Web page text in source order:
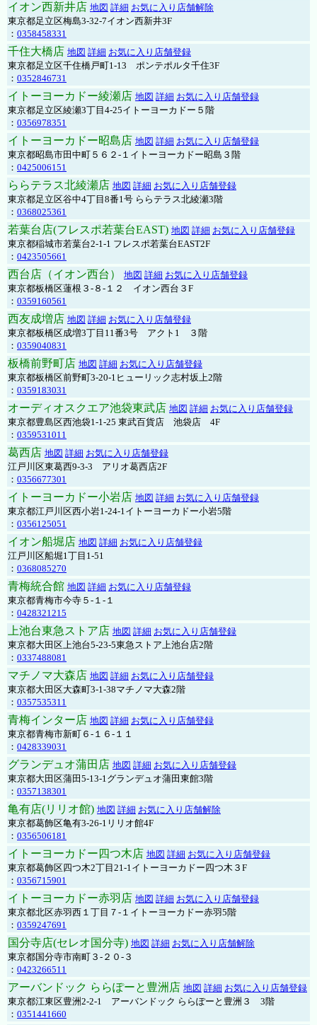
イオン西新井店 地図 詳細 お気に入り店舗解除
東京都足立区梅島3-32-7イオン西新井3F
： 0358458331
千住大橋店 地図 詳細 お気に入り店舗登録
東京都足立区千住橋戸町1-13 ポンテポルタ千住3F
： 0352846731
イトーヨーカドー綾瀬店 地図 詳細 お気に入り店舗登録
東京都足立区綾瀬3丁目4-25イトーヨーカドー５階
： 0356978351
イトーヨーカドー昭島店 地図 詳細 お気に入り店舗登録
東京都昭島市田中町５６２-１イトーヨーカドー昭島３階
： 0425006151
ららテラス北綾瀬店 地図 詳細 お気に入り店舗登録
東京都足立区谷中4丁目8番1号 ららテラス北綾瀬3階
： 0368025361
若葉台店(フレスポ若葉台EAST) 地図 詳細 お気に入り店舗登録
東京都稲城市若葉台2-1-1 フレスポ若葉台EAST2F
： 0423505661
西台店（イオン西台） 地図 詳細 お気に入り店舗登録
東京都板橋区蓮根３-８-１２ イオン西台３F
： 0359160561
西友成増店 地図 詳細 お気に入り店舗登録
東京都板橋区成増3丁目11番3号 アクト1 ３階
： 0359040831
板橋前野町店 地図 詳細 お気に入り店舗登録
東京都板橋区前野町3-20-1ヒューリック志村坂上2階
： 0359183031
オーディオスクエア池袋東武店 地図 詳細 お気に入り店舗登録
東京都豊島区西池袋1-1-25 東武百貨店 池袋店 4F
： 0359531011
葛西店 地図 詳細 お気に入り店舗登録
江戸川区東葛西9-3-3 アリオ葛西店2F
： 0356677301
イトーヨーカドー小岩店 地図 詳細 お気に入り店舗登録
東京都江戸川区西小岩1-24-1イトーヨーカドー小岩5階
： 0356125051
イオン船堀店 地図 詳細 お気に入り店舗登録
江戸川区船堀1丁目1-51
： 0368085270
青梅統合館 地図 詳細 お気に入り店舗登録
東京都青梅市今寺５-１-１
： 0428321215
上池台東急ストア店 地図 詳細 お気に入り店舗登録
東京都大田区上池台5-23-5東急ストア上池台店2階
： 0337488081
マチノマ大森店 地図 詳細 お気に入り店舗登録
東京都大田区大森町3-1-38マチノマ大森2階
： 0357535311
青梅インター店 地図 詳細 お気に入り店舗登録
東京都青梅市新町６-１６-１１
： 0428339031
グランデュオ蒲田店 地図 詳細 お気に入り店舗登録
東京都大田区蒲田5-13-1グランデュオ蒲田東館3階
： 0357138301
亀有店(リリオ館) 地図 詳細 お気に入り店舗解除
東京都葛飾区亀有3-26-1リリオ館4F
： 0356506181
イトーヨーカドー四つ木店 地図 詳細 お気に入り店舗登録
東京都葛飾区四つ木2丁目21-1イトーヨーカドー四つ木３F
： 0356715901
イトーヨーカドー赤羽店 地図 詳細 お気に入り店舗登録
東京都北区赤羽西１丁目７-１イトーヨーカドー赤羽5階
： 0359247691
国分寺店(セレオ国分寺) 地図 詳細 お気に入り店舗解除
東京都国分寺市南町３-２０-３
： 0423266511
アーバンドック ららぽーと豊洲店 地図 詳細 お気に入り店舗登録
東京都江東区豊洲2-2-1 アーバンドック ららぽーと豊洲３ 3階
： 0351441660